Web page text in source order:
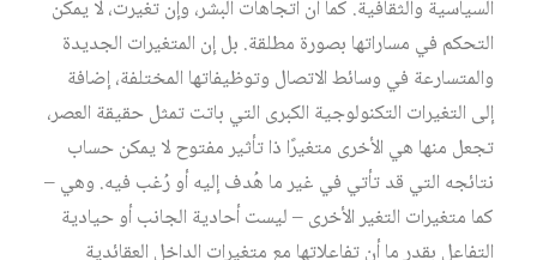
السياسية والثقافية. كما أن اتجاهات البشر، وإن تغيرت، لا يمكن
التحكم في مساراتها بصورة مطلقة. بل إن المتغيرات الجديدة
والمتسارعة في وسائط الاتصال وتوظيفاتها المختلفة، إضافة
إلى التغيرات التكنولوجية الكبرى التي باتت تمثل حقيقة العصر،
تجعل منها هي الأخرى متغيرًا ذا تأثير مفتوح لا يمكن حساب
نتائجه التي قد تأتي في غير ما هُدف إليه أو رُغب فيه. وهي –
كما متغيرات التغير الأخرى – ليست أحادية الجانب أو حيادية